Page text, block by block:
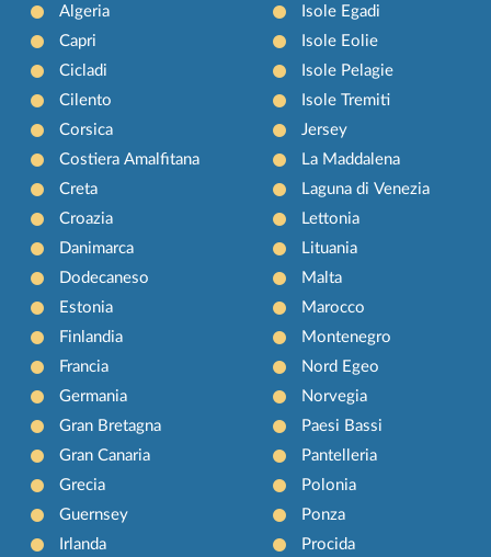
Algeria
Capri
Cicladi
Cilento
Corsica
Costiera Amalfitana
Creta
Croazia
Danimarca
Dodecaneso
Estonia
Finlandia
Francia
Germania
Gran Bretagna
Gran Canaria
Grecia
Guernsey
Irlanda
Isole Egadi
Isole Eolie
Isole Pelagie
Isole Tremiti
Jersey
La Maddalena
Laguna di Venezia
Lettonia
Lituania
Malta
Marocco
Montenegro
Nord Egeo
Norvegia
Paesi Bassi
Pantelleria
Polonia
Ponza
Procida